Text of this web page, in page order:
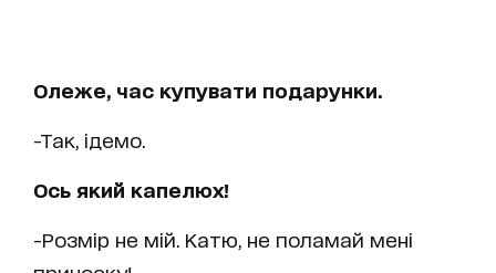
Олеже, час купувати подарунки.
-Так, ідемо.
Ось який капелюх!
-Розмір не мій. Катю, не поламай мені